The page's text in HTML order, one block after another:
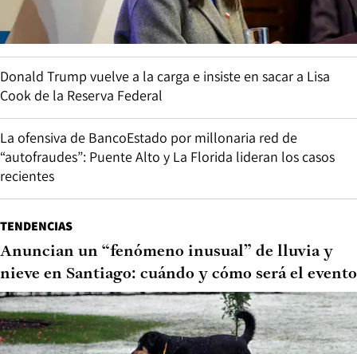
Donald Trump vuelve a la carga e insiste en sacar a Lisa
Cook de la Reserva Federal
La ofensiva de BancoEstado por millonaria red de
“autofraudes”: Puente Alto y La Florida lideran los casos
recientes
TENDENCIAS
Anuncian un “fenómeno inusual” de lluvia y
nieve en Santiago: cuándo y cómo será el evento